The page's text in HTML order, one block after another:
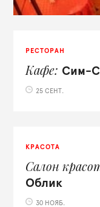
РЕСТОРАН
Кафе Сим-
25 СЕНТ.
КРАСОТА
Салон
Облик
30 НОЯБ.